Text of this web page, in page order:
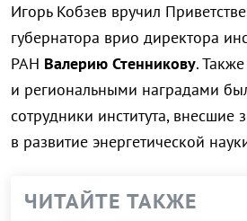
Игорь Кобзев вручил
губернатора врио директора
РАН Валерию Стенникову.
и региональными наградами
сотрудники института, внесшие
в развитие энергетической
ЧИТАЙТЕ ТАКЖЕ